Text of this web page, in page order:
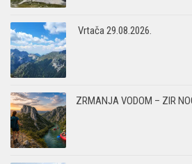
Vrtača 29.08.2026.
ZRMANJA VODOM – ZIR